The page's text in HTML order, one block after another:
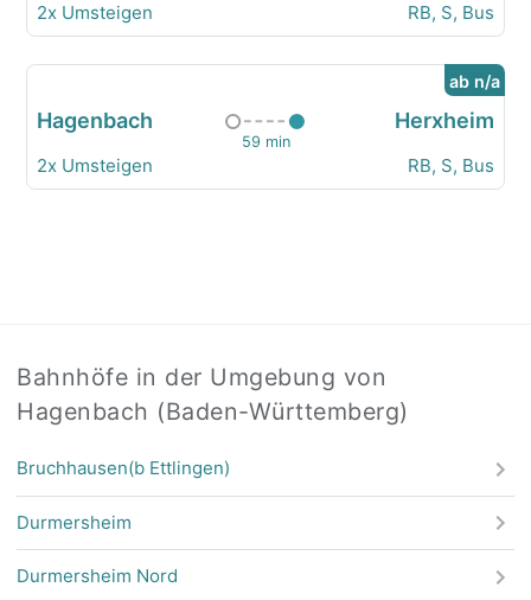
2x Umsteigen RB, S, Bus
ab n/a
Hagenbach
59 min
Herxheim
2x Umsteigen RB, S, Bus
Bahnhöfe in der Umgebung von
Hagenbach (Baden-Württemberg)
Bruchhausen(b Ettlingen)
Durmersheim
Durmersheim Nord